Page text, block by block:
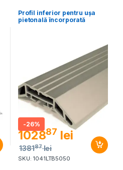
Profil inferior pentru ușa
pietonală încorporată
-26%
102887 lei
138187 lei
SKU: 1041LTB5050